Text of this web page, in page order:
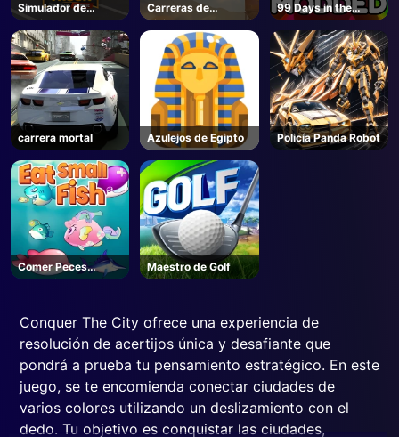
Simulador de
camiones
Carreras de
bicicletas 3
99 Days in the
Forest But
MODDED - Roblox
carrera mortal Azulejos de Egipto Policía Panda Robot
Comer Peces
Pequeños
Maestro de Golf
Conquer The City ofrece una experiencia de
resolución de acertijos única y desafiante que
pondrá a prueba tu pensamiento estratégico. En este
juego, se te encomienda conectar ciudades de
varios colores utilizando un deslizamiento con el
dedo. Tu objetivo es conquistar las ciudades,